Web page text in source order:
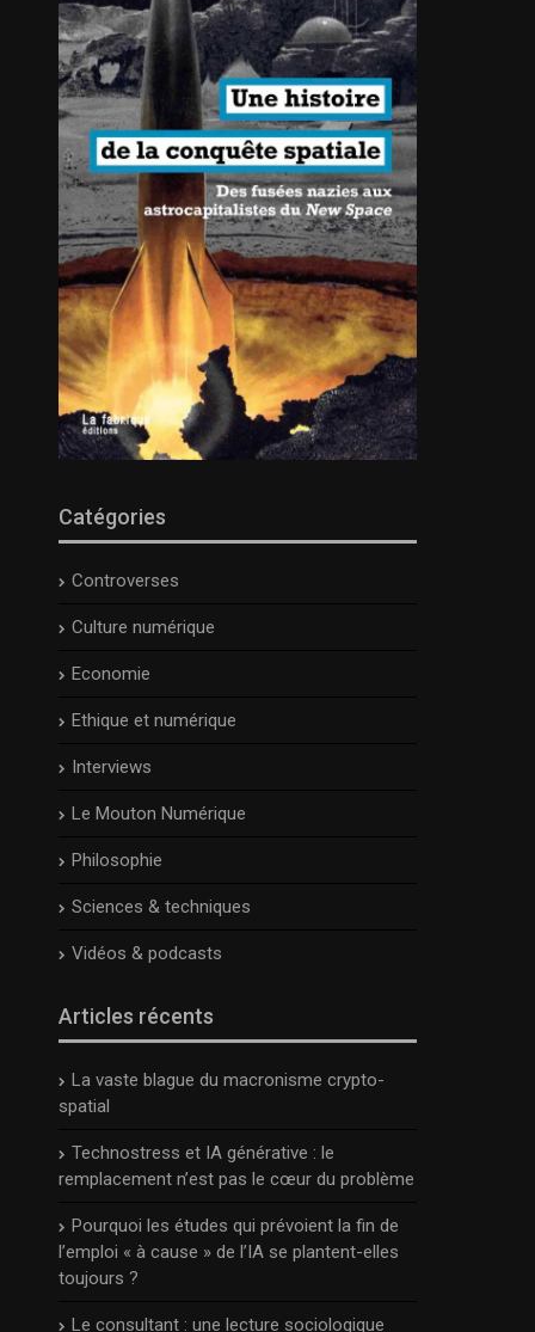
Catégories
Controverses
Culture numérique
Economie
Ethique et numérique
Interviews
Le Mouton Numérique
Philosophie
Sciences & techniques
Vidéos & podcasts
Articles récents
La vaste blague du macronisme crypto-
spatial
Technostress et IA générative : le
remplacement n’est pas le cœur du problème
Pourquoi les études qui prévoient la fin de
l’emploi « à cause » de l’IA se plantent-elles
toujours ?
Le consultant : une lecture sociologique